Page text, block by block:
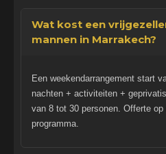
Wat kost een
mannen in Marrakech?
Een weekendarrangement start
nachten + activiteiten +
van 8 tot 30 personen. Offerte
programma.